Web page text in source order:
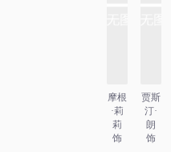
摩根
·莉
莉
饰
贾斯
汀·
朗
饰